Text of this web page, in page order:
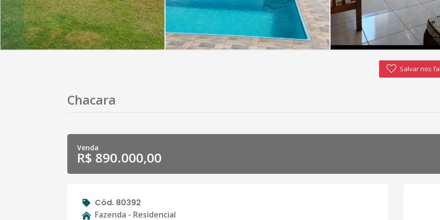
Salvar nos
Chacara
Venda
R$ 890.000,00
Cód. 80392
Fazenda - Residencial